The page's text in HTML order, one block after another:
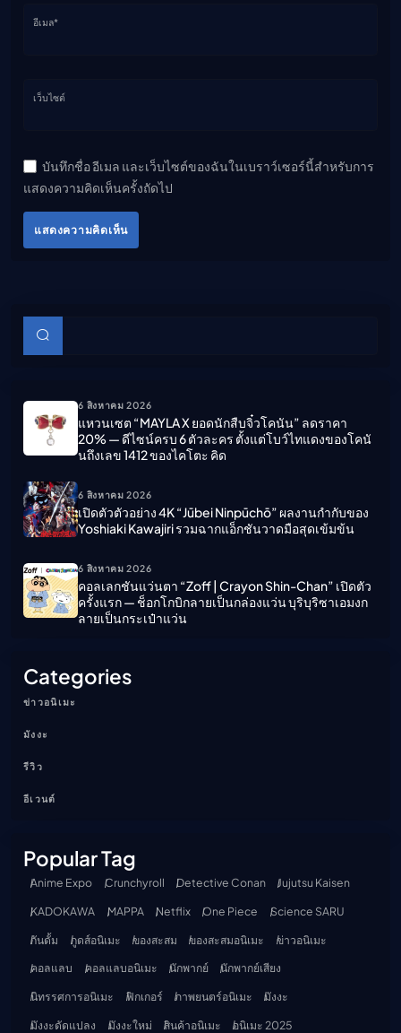
อีเมล*
เว็บไซต์
บันทึกชื่อ อีเมล และเว็บไซต์ของฉันในเบราว์เซอร์นี้สำหรับการ
แสดงความคิดเห็นครั้งถัดไป
แสดงความคิดเห็น
บทความย่อย
6 สิงหาคม 2026
แหวนเซต “MAYLA X ยอดนักสืบจิ๋วโคนัน” ลดราคา
20% — ดีไซน์ครบ 6 ตัวละคร ตั้งแต่โบว์ไทแดงของโคนั
นถึงเลข 1412 ของไคโตะ คิด
6 สิงหาคม 2026
เปิดตัวตัวอย่าง 4K “Jūbei Ninpūchō” ผลงานกำกับของ
Yoshiaki Kawajiri รวมฉากแอ็กชันวาดมือสุดเข้มข้น
6 สิงหาคม 2026
คอลเลกชันแว่นตา “Zoff | Crayon Shin-Chan” เปิดตัว
ครั้งแรก — ช็อกโกบิกลายเป็นกล่องแว่น บุริบุริซาเอมงก
ลายเป็นกระเป๋าแว่น
Categories
ข่าวอนิเมะ
มังงะ
รีวิว
อีเวนต์
Popular Tag
Anime Expo Crunchyroll Detective Conan
Jujutsu Kaisen
KADOKAWA
MAPPA Netflix One Piece
Science SARU
กันดั้ม
กูดส์อนิเมะ ของสะสม ของสะสมอนิเมะ
ข่าวอนิเมะ
คอลแลบ
คอลแลบอนิเมะ นักพากย์
นักพากย์เสียง
นิทรรศการอนิเมะ
ฟิกเกอร์ ภาพยนตร์อนิเมะ
มังงะ
มังงะดัดแปลง
มังงะใหม่ สินค้าอนิเมะ
อนิเมะ 2025